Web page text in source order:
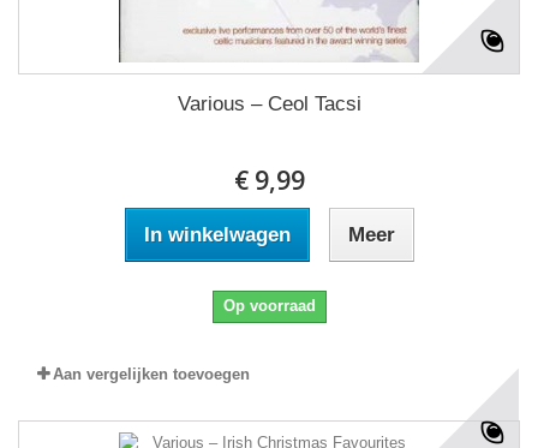
Various ‎– Ceol Tacsi
€ 9,99
In winkelwagen Meer
Op voorraad
Aan vergelijken toevoegen